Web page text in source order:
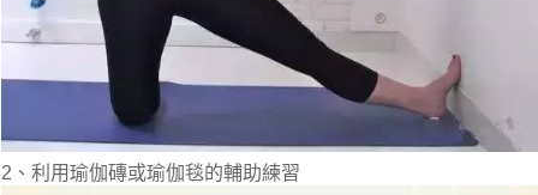
2、利用瑜伽磚或瑜伽毯的輔助練習